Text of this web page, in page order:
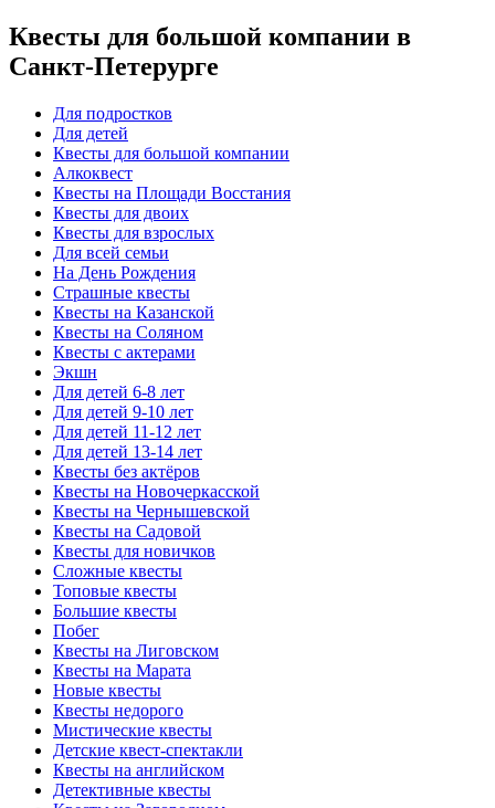
Квесты для большой компании в
Санкт-Петерурге
Для подростков
Для детей
Квесты для большой компании
Алкоквест
Квесты на Площади Восстания
Квесты для двоих
Квесты для взрослых
Для всей семьи
На День Рождения
Страшные квесты
Квесты на Казанской
Квесты на Соляном
Квесты с актерами
Экшн
Для детей 6-8 лет
Для детей 9-10 лет
Для детей 11-12 лет
Для детей 13-14 лет
Квесты без актёров
Квесты на Новочеркасской
Квесты на Чернышевской
Квесты на Садовой
Квесты для новичков
Сложные квесты
Топовые квесты
Большие квесты
Побег
Квесты на Лиговском
Квесты на Марата
Новые квесты
Квесты недорого
Мистические квесты
Детские квест-спектакли
Квесты на английском
Детективные квесты